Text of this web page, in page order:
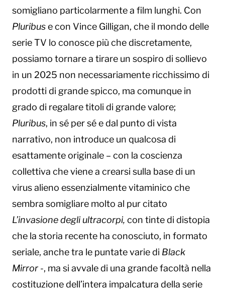
somigliano particolarmente a film lunghi. Con
Pluribuse con Vince Gilligan, che il mondo delle
serie TV lo conosce più che discretamente,
possiamo tornare a tirare un sospiro di sollievo
in un 2025 non necessariamente ricchissimo di
prodotti di grande spicco, ma comunque in
grado di regalare titoli di grande valore;
Pluribus, in sé per sé e dal punto di vista
narrativo, non introduce un qualcosa di
esattamente originale – con la coscienza
collettiva che viene a crearsi sulla base di un
virus alieno essenzialmente vitaminico che
sembra somigliare molto al pur citato
L’invasione degli ultracorpi, con tinte di distopia
che la storia recente ha conosciuto, in formato
seriale, anche tra le puntate varie di Black
Mirror -, ma si avvale di una grande facoltà nella
costituzione dell’intera impalcatura della serie